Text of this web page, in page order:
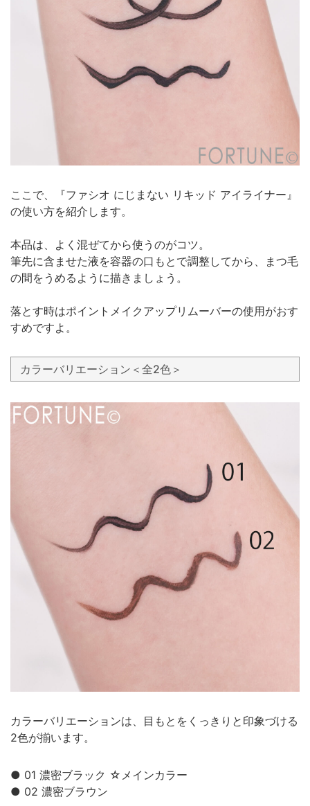
ここで、『ファシオ にじまない リキッド アイライナー』
の使い方を紹介します。
本品は、よく混ぜてから使うのがコツ。
筆先に含ませた液を容器の口もとで調整してから、まつ毛
の間をうめるように描きましょう。
落とす時はポイントメイクアップリムーバーの使用がおす
すめですよ。
カラーバリエーション＜全2色＞
カラーバリエーションは、目もとをくっきりと印象づける
2色が揃います。
● 01 濃密ブラック ☆メインカラー
● 02 濃密ブラウン